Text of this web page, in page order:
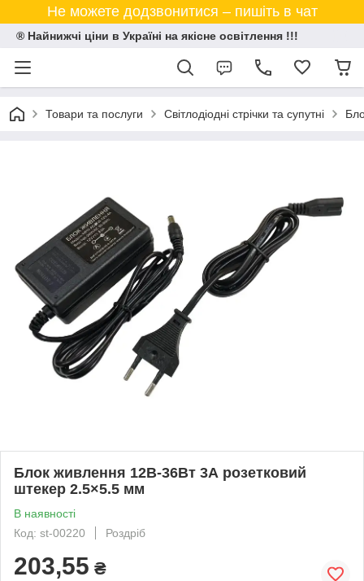
Не можете додзвонитися – пишіть в чат
® Найнижчі ціни в Україні на якісне освітлення !!!
Товари та послуги Світлодіодні стрічки та супутні
Блок живлення 12В-36Вт 3А розетковий
штекер 2.5×5.5 мм
В наявності
Код: st-00220
Роздріб
203,55 ₴